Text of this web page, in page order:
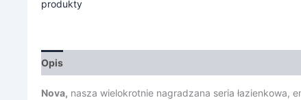
produkty
Opis
Nova, nasza wielokrotnie nagradzana seria łazienkowa,